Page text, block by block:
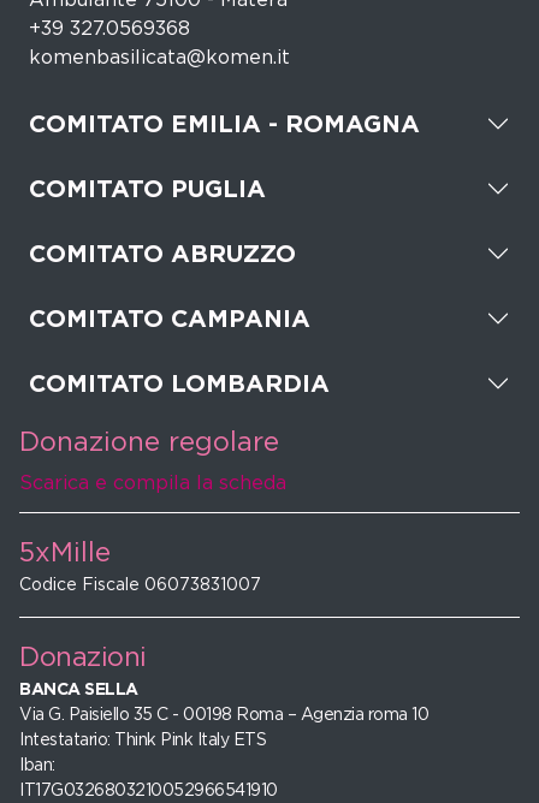
+39 327.0569368
komenbasilicata@komen.it
COMITATO EMILIA - ROMAGNA
COMITATO PUGLIA
COMITATO ABRUZZO
COMITATO CAMPANIA
COMITATO LOMBARDIA
Donazione regolare
Scarica e compila la scheda
5xMille
Codice Fiscale 06073831007
Donazioni
BANCA SELLA
Via G. Paisiello 35 C - 00198 Roma – Agenzia roma 10
Intestatario: Think Pink Italy ETS
Iban:
IT17G0326803210052966541910